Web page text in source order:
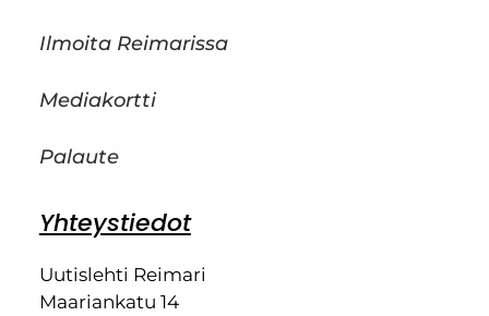
Ilmoita Reimarissa
Mediakortti
Palaute
Yhteystiedot
Uutislehti Reimari
Maariankatu 14